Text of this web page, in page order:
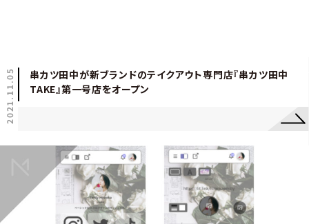
2021.11.05
串カツ田中が新ブランドのテイクアウト専門店『串カツ田中
TAKE』第一号店をオープン